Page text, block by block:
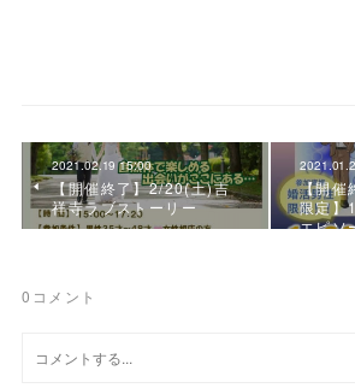
2021.02.19 15:00
【開催終了】2/20(土)吉
祥寺ラブストーリー
【開催
限定】
エピソ
0 コメント